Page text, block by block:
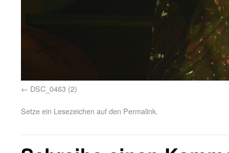
DSC_0463 (2)
Setze ein Lesezeichen auf den Permalink.